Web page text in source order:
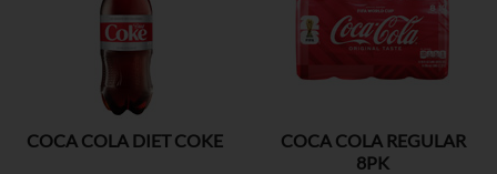
COCA COLA DIET COKE
COCA COLA REGULAR
8PK